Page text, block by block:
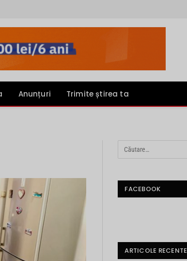
Anunțuri Trimite știrea ta
FACEBOOK
ARTICOLE RECENTE